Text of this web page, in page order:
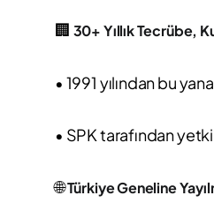
🏢 30+ Yıllık Tecrübe,
• 1991 yılından bu
• SPK tarafından
🌐Türkiye Geneline